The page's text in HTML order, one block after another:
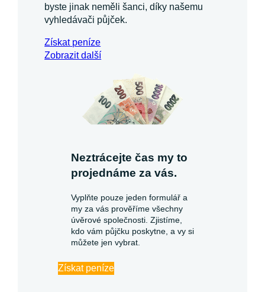
byste jinak neměli šanci, díky našemu
vyhledávači půjček.
Získatpeníze
Zobrazit další
Neztrácejte čas my to
projednáme za vás.
Vyplňte pouze jeden formulář a
my za vás prověříme všechny
úvěrové společnosti. Zjistíme,
kdo vám půjčku poskytne, a vy si
můžete jen vybrat.
Získat peníze